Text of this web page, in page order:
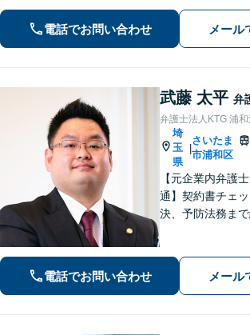
実績あり」最適
案【分割・後払い
電話でお問い合わせ メール
武藤 太平 弁
弁護士法人KTG 浦
埼
玉
県
|
さいたま
市浦和区
【元企業内弁護
通】契約書チェ
決、予防法務ま
電話でお問い合わせ メール